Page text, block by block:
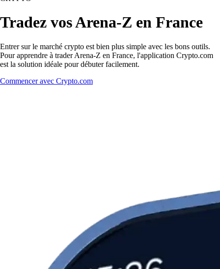
Tradez vos Arena-Z en France
Entrer sur le marché crypto est bien plus simple avec les bons outils.
Pour apprendre à trader Arena-Z en France, l'application Crypto.com
est la solution idéale pour débuter facilement.
Commencer avec Crypto.com